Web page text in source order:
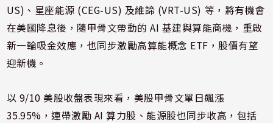
US)、星座能源 (CEG-US) 及維諦 (VRT-US) 等，將有機會
在美國降息後，隨甲骨文帶動的 AI 基建與算能商機，重啟
新一輪吸金效應，也同步激勵高算能概念 ETF，股價有望
迎新機。
以 9/10 美股收盤表現來看，美股甲骨文單日飆漲
35.95%，連帶激勵 AI 算力股、能源股也同步收高，包括